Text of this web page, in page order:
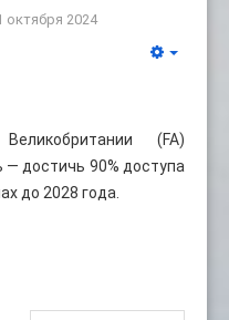
октября 2024
(FA)
достичь 90% доступа
до 2028 года.